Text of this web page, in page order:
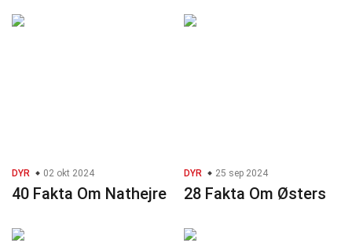
DYR 02 okt 2024
40 Fakta Om Nathejre
DYR 25 sep 2024
28 Fakta Om Østers